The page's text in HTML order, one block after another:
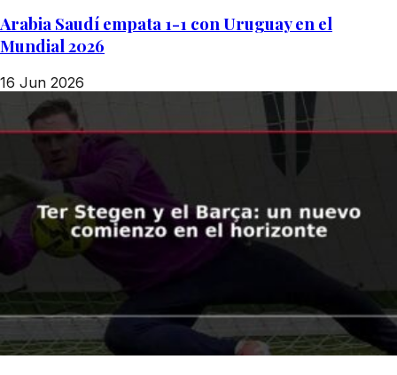
Arabia Saudí empata 1-1 con Uruguay en el
Mundial 2026
16 Jun 2026